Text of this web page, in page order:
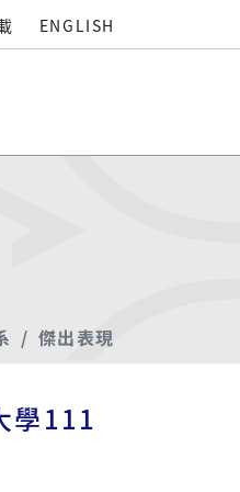
ENGLISH
傑出表現
學111